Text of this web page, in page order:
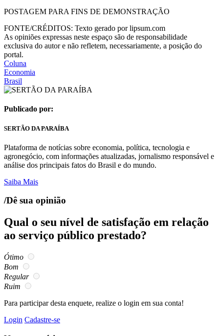
POSTAGEM PARA FINS DE DEMONSTRAÇÃO
FONTE/CRÉDITOS: Texto gerado por lipsum.com
As opiniões expressas neste espaço são de responsabilidade
exclusiva do autor e não refletem, necessariamente, a posição do
portal.
Coluna
Economia
Brasil
Publicado por:
SERTÃO DA PARAÍBA
Plataforma de notícias sobre economia, política, tecnologia e
agronegócio, com informações atualizadas, jornalismo responsável e
análise dos principais fatos do Brasil e do mundo.
Saiba Mais
/Dê sua opinião
Qual o seu nível de satisfação em relação
ao serviço público prestado?
Ótimo
Bom
Regular
Ruim
Para participar desta enquete, realize o login em sua conta!
Login Cadastre-se